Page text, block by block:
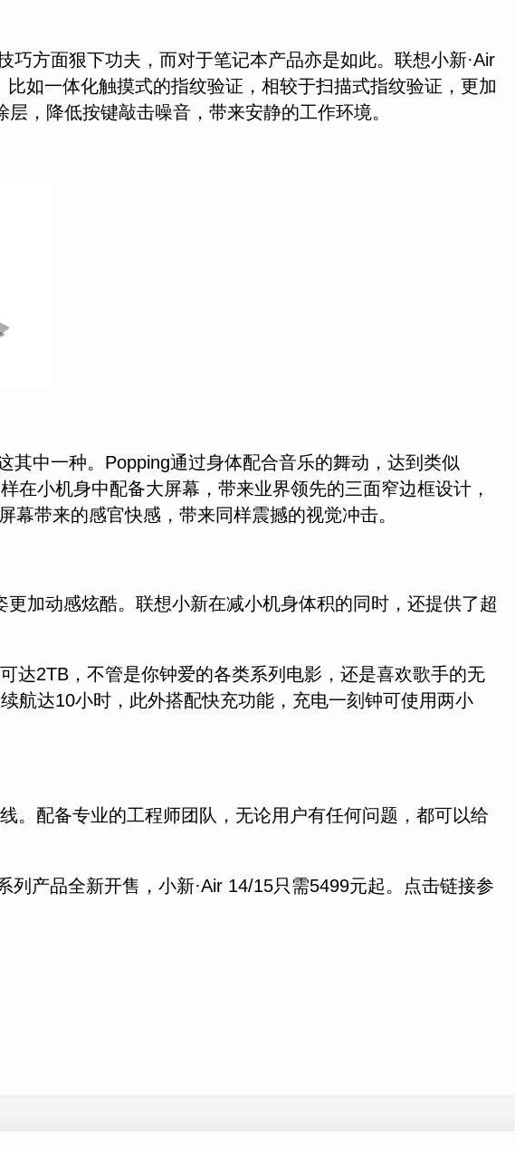
方面狠下功夫，而对于笔记本产品亦是如此。联想小新·Air
如一体化触摸式的指纹验证，相较于扫描式指纹验证，更加
，降低按键敲击噪音，带来安静的工作环境。
其中一种。Popping通过身体配合音乐的舞动，达到类似
在小机身中配备大屏幕，带来业界领先的三面窄边框设计，
带来的感官快感，带来同样震撼的视觉冲击。
加动感炫酷。联想小新在减小机身体积的同时，还提供了超
达2TB，不管是你钟爱的各类系列电影，还是喜欢歌手的无
航达10小时，此外搭配快充功能，充电一刻钟可使用两小
。配备专业的工程师团队，无论用户有任何问题，都可以给
产品全新开售，小新·Air 14/15只需5499元起。点击链接参